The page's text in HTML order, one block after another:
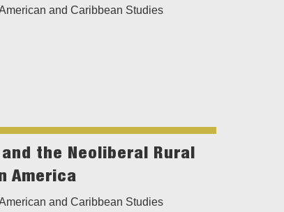
and Caribbean Studies
the Neoliberal Rural
America
and Caribbean Studies